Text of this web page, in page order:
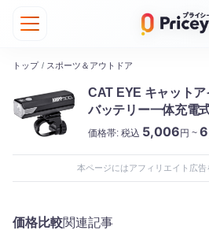
トップ / スポーツ＆アウトドア
CAT EYE キャット
価格帯: 税込 5,006円 ~
本ページにはアフィリエイト広告
価格比較関連記事